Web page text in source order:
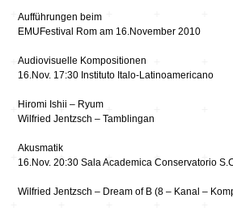
Aufführungen beim
EMUFestival Rom am 16.November 2010
Audiovisuelle Kompositionen
16.Nov. 17:30 Instituto Italo-Latinoamericano
Hiromi Ishii – Ryum
Wilfried Jentzsch – Tamblingan
Akusmatik
16.Nov. 20:30 Sala Academica Conservatorio
Wilfried Jentzsch – Dream of B (8 – Kanal –